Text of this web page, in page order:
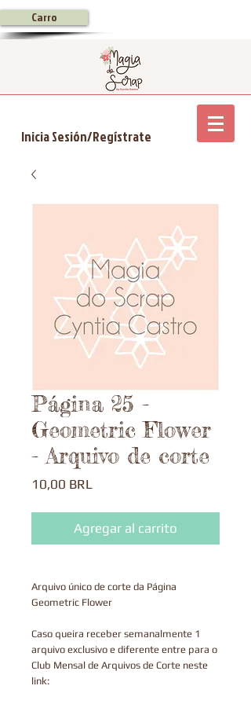
Carro
Inicia Sesión/Regístrate
Página 25 -
Geometric Flower
- Arquivo de corte
10,00 BRL
Agregar al carrito
Arquivo único de corte da Página
Geometric Flower
Caso queira receber semanalmente 1
arquivo exclusivo e diferente entre para o
Club Mensal de Arquivos de Corte neste
link: